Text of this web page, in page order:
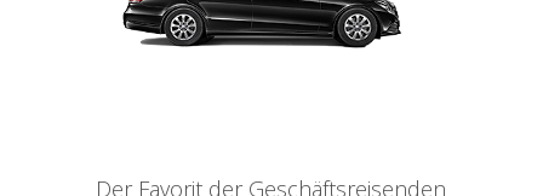
Der Favorit der Geschäftsreisenden